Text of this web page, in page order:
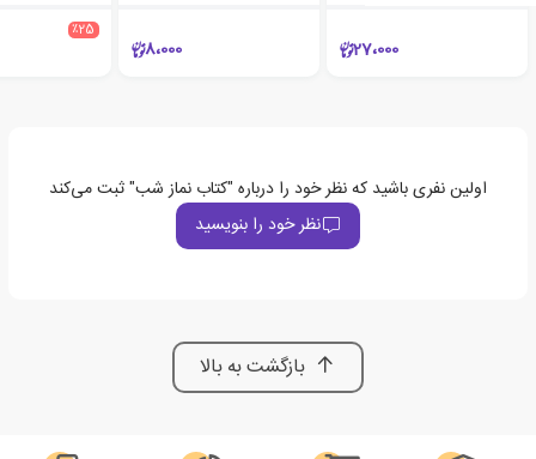
27،000 8،000
٪25
اولین نفری باشید که نظر خود را درباره "کتاب نماز شب" ثبت می‌کند
نظر خود را بنویسید
بازگشت به بالا